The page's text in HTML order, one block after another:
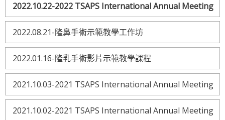
2022.10.22-2022 TSAPS International Annual Meeting
2022.08.21-隆鼻手術示範教學工作坊
2022.01.16-隆乳手術影片示範教學課程
2021.10.03-2021 TSAPS International Annual Meeting
2021.10.02-2021 TSAPS International Annual Meeting